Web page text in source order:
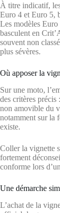
À titre indicatif,
Euro 4 et Euro 5,
Les modèles
basculent en
souvent non
plus sévères.
Où apposer la
Sur une moto,
des critères
non amovible du
notamment sur la
existe.
Coller la vignette
fortement
conforme lors
Une démarche
L’achat de la